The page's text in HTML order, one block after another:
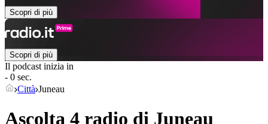
Scopri di più
Scopri di più
Il podcast inizia in
- 0 sec.
Città Juneau
Ascolta 4 radio di Juneau